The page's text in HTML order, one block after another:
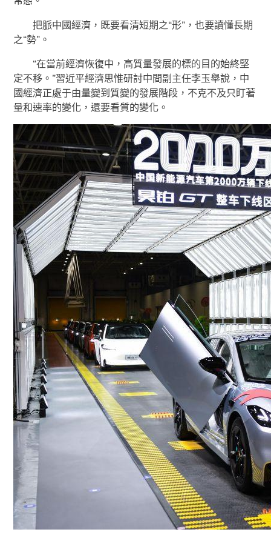
把脈中國經濟，既要看清短期之“形”，也要讀懂長期
之“勢”。
“在當前經濟恢復中，高質量發展的標的目的始終堅
定不移。”習近平經濟思惟研討中間副主任李玉舉說，中
國經濟正處于由量變到質變的發展階段，不克不及只盯著
量和速率的變化，還要看質的變化。